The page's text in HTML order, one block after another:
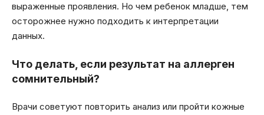
выраженные проявления. Но чем ребенок младше, тем
осторожнее нужно подходить к интерпретации
данных.
Что делать, если результат на аллерген
сомнительный?
Врачи советуют повторить анализ или пройти кожные